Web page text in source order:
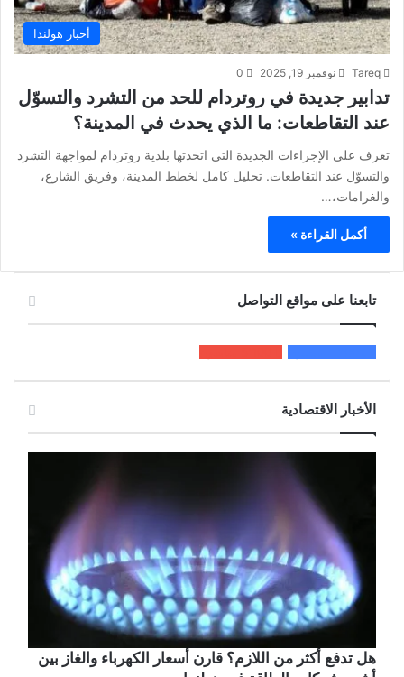
أخبار هولندا
Tareq نوفمبر 19, 2025 0
تدابير جديدة في روتردام للحد من التشرد والتسوّل
عند التقاطعات: ما الذي يحدث في المدينة؟
تعرف على الإجراءات الجديدة التي اتخذتها بلدية روتردام لمواجهة التشرد
والتسوّل عند التقاطعات. تحليل كامل لخطط المدينة، وفريق الشارع،
والغرامات،…
أكمل القراءة »
تابعنا على مواقع التواصل
الأخبار الاقتصادية
هل تدفع أكثر من اللازم؟ قارن أسعار الكهرباء والغاز بين